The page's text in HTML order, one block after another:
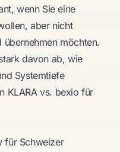
wenn Sie eine
aber nicht
möchten.
davon ab, wie
Systemtiefe
KLARA vs. bexio für
für Schweizer